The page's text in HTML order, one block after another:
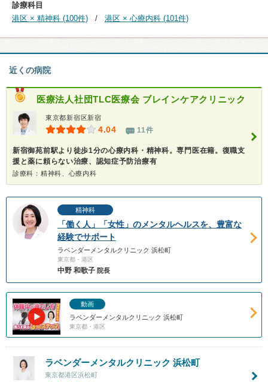
診療科目
港区 × 精神科 (100件)
港区 × 心療内科 (101件)
近くの病院
医療法人社団TLC医療会 ブレインケアクリニック
東京都新宿区新宿
4.04 11件
新宿御苑前駅より徒歩1分の心療内科・精神科。専門医在籍。復職支
援と薬に頼らない治療、認知症予防治療有
診療科：精神科、心療内科
精神科
「働く人」「女性」のメンタルヘルスを、豊富な
経験でサポート
ラベンダーメンタルクリニック 浜松町
東京都・港区
中野 和歌子 院長
動画
ラベンダーメンタルクリニック 浜松町
東京都・港区
ラベンダーメンタルクリニック 浜松町
東京都港区浜松町